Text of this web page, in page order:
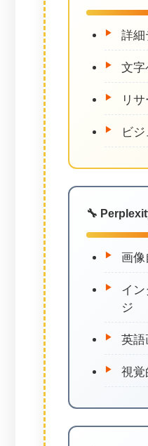
詳細
文字
リ
ビ
🔧
画像
イ
ジ
英語
視覚